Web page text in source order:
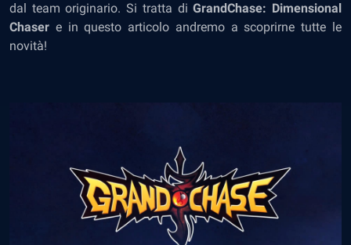
dal team originario. Si tratta diGrandChase: Dimensional
Chaser e in questo articolo andremo a scoprirne tutte le
novità!